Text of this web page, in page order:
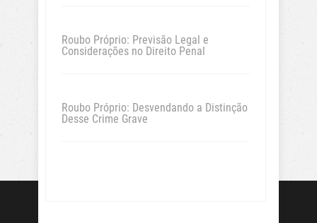
Roubo Próprio: Previsão Legal e
Considerações no Direito Penal
Roubo Próprio: Desvendando a Distinção
Desse Crime Grave